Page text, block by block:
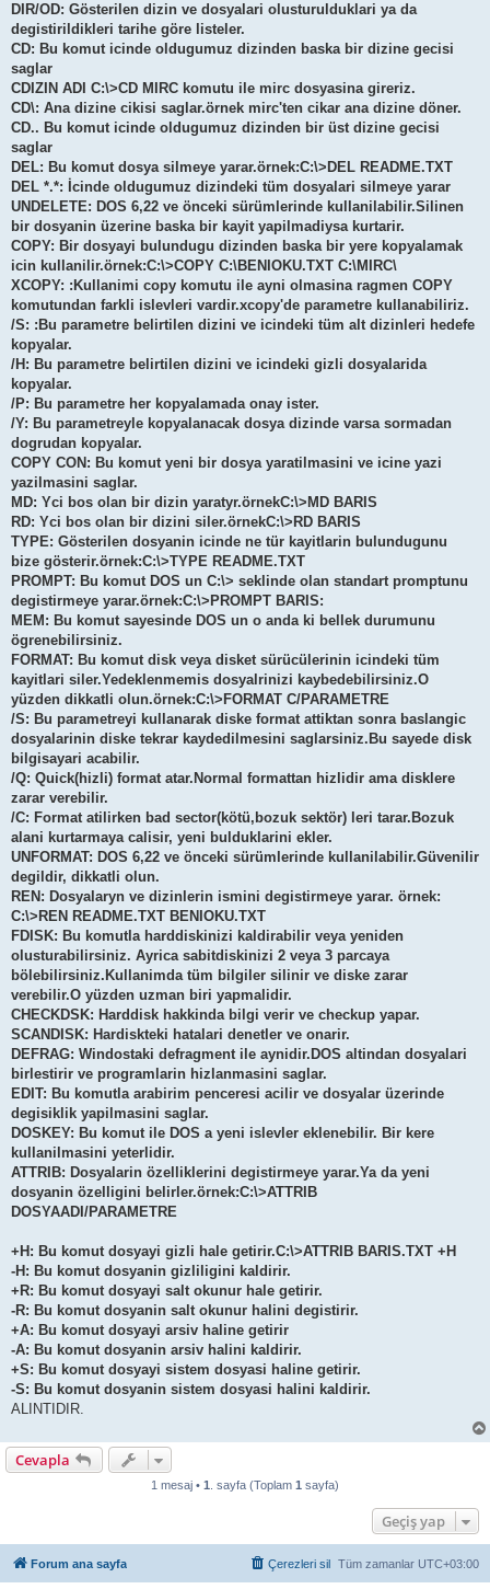
DIR/OD: Gösterilen dizin ve dosyalari olusturulduklari ya da
degistirildikleri tarihe göre listeler.
CD: Bu komut icinde oldugumuz dizinden baska bir dizine gecisi
saglar
CDIZIN ADI C:\>CD MIRC komutu ile mirc dosyasina gireriz.
CD\: Ana dizine cikisi saglar.örnek mirc'ten cikar ana dizine döner.
CD.. Bu komut icinde oldugumuz dizinden bir üst dizine gecisi
saglar
DEL: Bu komut dosya silmeye yarar.örnek:C:\>DEL README.TXT
DEL *.*: İcinde oldugumuz dizindeki tüm dosyalari silmeye yarar
UNDELETE: DOS 6,22 ve önceki sürümlerinde kullanilabilir.Silinen
bir dosyanin üzerine baska bir kayit yapilmadiysa kurtarir.
COPY: Bir dosyayi bulundugu dizinden baska bir yere kopyalamak
icin kullanilir.örnek:C:\>COPY C:\BENIOKU.TXT C:\MIRC\
XCOPY: :Kullanimi copy komutu ile ayni olmasina ragmen COPY
komutundan farkli islevleri vardir.xcopy'de parametre kullanabiliriz.
/S: :Bu parametre belirtilen dizini ve icindeki tüm alt dizinleri hedefe
kopyalar.
/H: Bu parametre belirtilen dizini ve icindeki gizli dosyalarida
kopyalar.
/P: Bu parametre her kopyalamada onay ister.
/Y: Bu parametreyle kopyalanacak dosya dizinde varsa sormadan
dogrudan kopyalar.
COPY CON: Bu komut yeni bir dosya yaratilmasini ve icine yazi
yazilmasini saglar.
MD: Yci bos olan bir dizin yaratyr.örnekC:\>MD BARIS
RD: Yci bos olan bir dizini siler.örnekC:\>RD BARIS
TYPE: Gösterilen dosyanin icinde ne tür kayitlarin bulundugunu
bize gösterir.örnek:C:\>TYPE README.TXT
PROMPT: Bu komut DOS un C:\> seklinde olan standart promptunu
degistirmeye yarar.örnek:C:\>PROMPT BARIS:
MEM: Bu komut sayesinde DOS un o anda ki bellek durumunu
ögrenebilirsiniz.
FORMAT: Bu komut disk veya disket sürücülerinin icindeki tüm
kayitlari siler.Yedeklenmemis dosyalrinizi kaybedebilirsiniz.O
yüzden dikkatli olun.örnek:C:\>FORMAT C/PARAMETRE
/S: Bu parametreyi kullanarak diske format attiktan sonra baslangic
dosyalarinin diske tekrar kaydedilmesini saglarsiniz.Bu sayede disk
bilgisayari acabilir.
/Q: Quick(hizli) format atar.Normal formattan hizlidir ama disklere
zarar verebilir.
/C: Format atilirken bad sector(kötü,bozuk sektör) leri tarar.Bozuk
alani kurtarmaya calisir, yeni bulduklarini ekler.
UNFORMAT: DOS 6,22 ve önceki sürümlerinde kullanilabilir.Güvenilir
degildir, dikkatli olun.
REN: Dosyalaryn ve dizinlerin ismini degistirmeye yarar. örnek:
C:\>REN README.TXT BENIOKU.TXT
FDISK: Bu komutla harddiskinizi kaldirabilir veya yeniden
olusturabilirsiniz. Ayrica sabitdiskinizi 2 veya 3 parcaya
bölebilirsiniz.Kullanimda tüm bilgiler silinir ve diske zarar
verebilir.O yüzden uzman biri yapmalidir.
CHECKDSK: Harddisk hakkinda bilgi verir ve checkup yapar.
SCANDISK: Hardiskteki hatalari denetler ve onarir.
DEFRAG: Windostaki defragment ile aynidir.DOS altindan dosyalari
birlestirir ve programlarin hizlanmasini saglar.
EDIT: Bu komutla arabirim penceresi acilir ve dosyalar üzerinde
degisiklik yapilmasini saglar.
DOSKEY: Bu komut ile DOS a yeni islevler eklenebilir. Bir kere
kullanilmasini yeterlidir.
ATTRIB: Dosyalarin özelliklerini degistirmeye yarar.Ya da yeni
dosyanin özelligini belirler.örnek:C:\>ATTRIB
DOSYAADI/PARAMETRE
+H: Bu komut dosyayi gizli hale getirir.C:\>ATTRIB BARIS.TXT +H
-H: Bu komut dosyanin gizliligini kaldirir.
+R: Bu komut dosyayi salt okunur hale getirir.
-R: Bu komut dosyanin salt okunur halini degistirir.
+A: Bu komut dosyayi arsiv haline getirir
-A: Bu komut dosyanin arsiv halini kaldirir.
+S: Bu komut dosyayi sistem dosyasi haline getirir.
-S: Bu komut dosyanin sistem dosyasi halini kaldirir.
ALINTIDIR.
Cevapla
1 mesaj • 1 . sayfa (Toplam 1 sayfa)
Geçiş yap
Forum ana sayfa Tüm zamanlar UTC+03:00
Çerezleri sil